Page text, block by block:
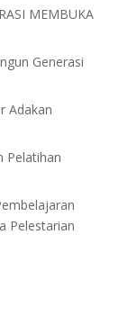
MEMBUKA
Generasi
Adakan
Pelatihan
Pelestarian